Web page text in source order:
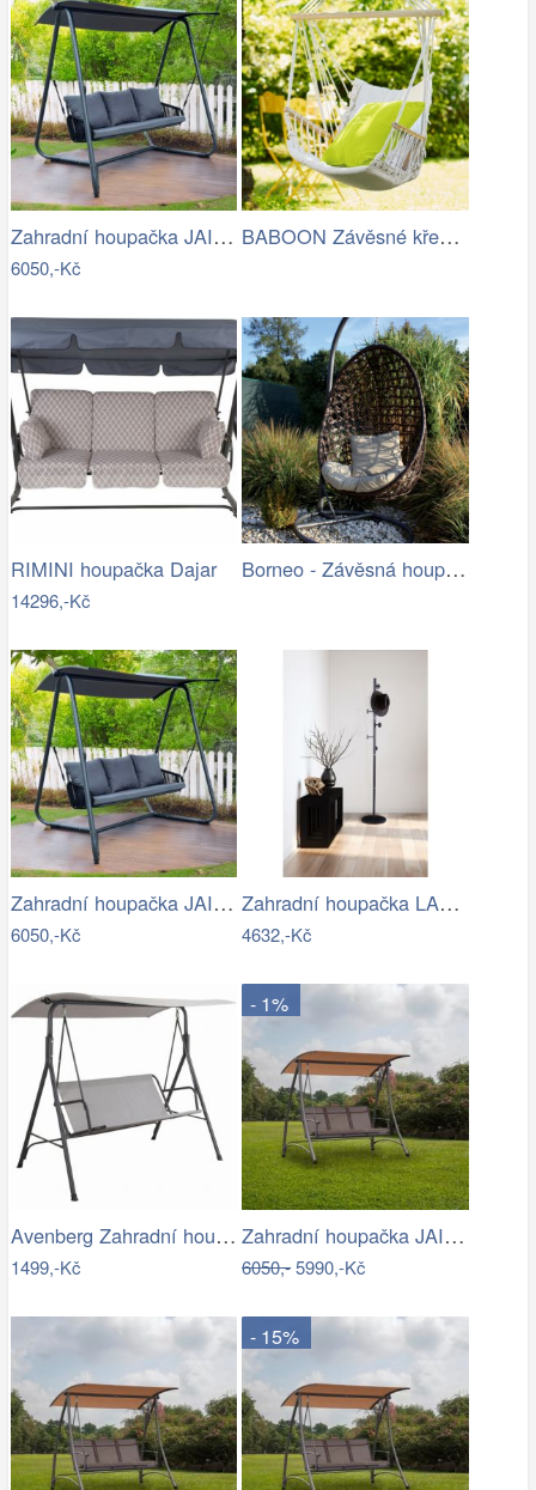
Zahradní houpačka JAIRA Tempo Kondela
6050,-Kč
BABOON Závěsné křeslo s područkami
RIMINI houpačka Dajar
14296,-Kč
Borneo - Závěsná houpačka (grafit) |…
Zahradní houpačka JAIRA Tempo Kondela
6050,-Kč
Zahradní houpačka LAMIA Tempo Kondela
4632,-Kč
Avenberg Zahradní houpačka Feline
1499,-Kč
- 1%
Zahradní houpačka JAIRA Tempo Kondela
6050,-5990,-Kč
- 15%